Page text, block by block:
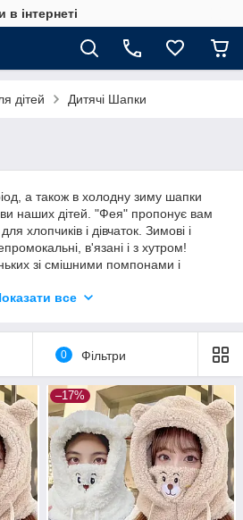
інтернеті
дітей Дитячі Шапки
а також в холодну зиму шапки
наших дітей. "Фея" пропонує вам
хлопчиків і дівчаток. Зимові і
в'язані і з хутром!
зі смішними помпонами і
все
0 Фільтри
–17%